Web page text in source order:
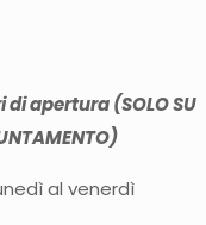
di apertura (SOLO SU
al venerdì